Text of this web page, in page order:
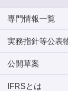
専門情報一覧
実務指針等公表
公開草案
IFRSとは